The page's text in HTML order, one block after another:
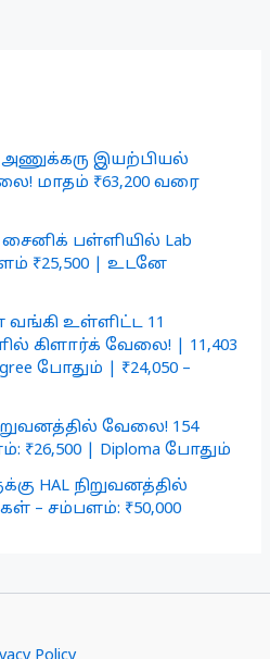
இயற்பியல்
மாதம் ₹63,200 வரை
சைனிக் பள்ளியில் Lab
₹25,500 | உடனே
உள்ளிட்ட 11
கிளார்க் வேலை! | 11,403
போதும் | ₹24,050 –
வேலை! 154
| Diploma போதும்
HAL நிறுவனத்தில்
– சம்பளம்: ₹50,000